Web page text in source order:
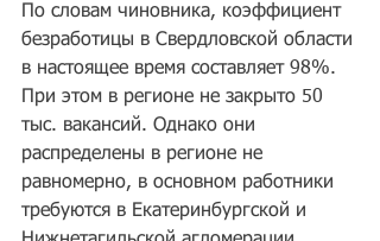
По словам чиновника, коэффициент
безработицы в Свердловской области
в настоящее время составляет 98%.
При этом в регионе не закрыто 50
тыс. вакансий. Однако они
распределены в регионе не
равномерно, в основном работники
требуются в Екатеринбургской и